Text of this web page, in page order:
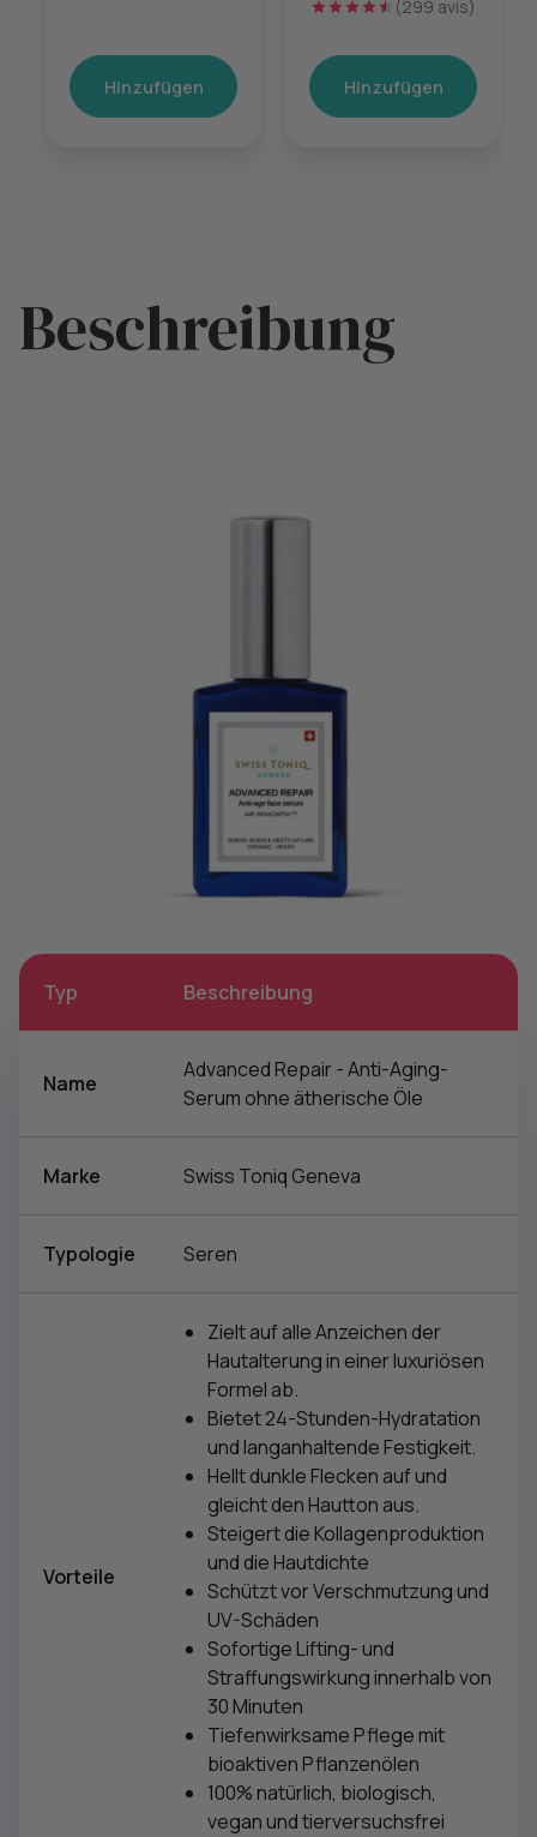
Hinzufügen
(299 avis)
Hinzufügen
Beschreibung
Typ Beschreibung
Name
Advanced Repair - Anti-Aging-
Serum ohne ätherische Öle
Marke Swiss Toniq Geneva
Typologie Seren
Vorteile
Zielt auf alle Anzeichen der
Hautalterung in einer luxuriösen
Formel ab.
Bietet 24-Stunden-Hydratation
und langanhaltende Festigkeit.
Hellt dunkle Flecken auf und
gleicht den Hautton aus.
Steigert die Kollagenproduktion
und die Hautdichte
Schützt vor Verschmutzung und
UV-Schäden
Sofortige Lifting- und
Straffungswirkung innerhalb von
30 Minuten
Tiefenwirksame Pflege mit
bioaktiven Pflanzenölen
100% natürlich, biologisch,
vegan und tierversuchsfrei